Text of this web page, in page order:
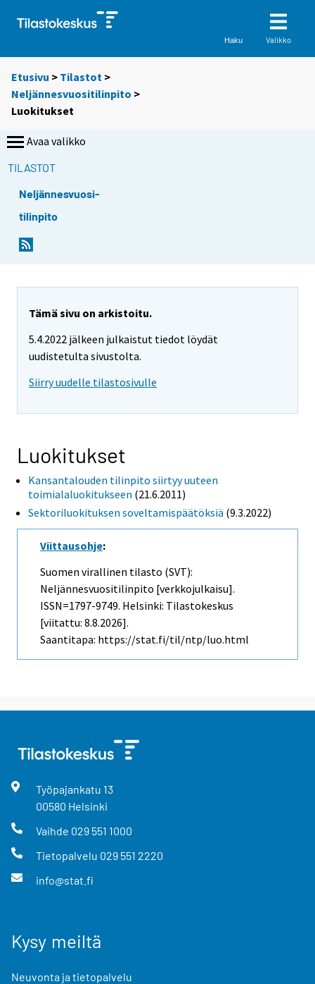
Haku Valikko
Etusivu > Tilastot >
Neljännesvuositilinpito >
Luokitukset
Avaa valikko
TILASTOT
Neljännesvuosi-
tilinpito
Tämä sivu on arkistoitu.
5.4.2022 jälkeen julkaistut tiedot löydät
uudistetulta sivustolta.
Siirry uudelle tilastosivulle
Luokitukset
Kansantalouden tilinpito siirtyy uuteen
toimialaluokitukseen (21.6.2011)
Sektoriluokituksen soveltamispäätöksiä (9.3.2022)
Viittausohje:
Suomen virallinen tilasto (SVT):
Neljännesvuositilinpito [verkkojulkaisu].
ISSN=1797-9749. Helsinki: Tilastokeskus
[viitattu: 8.8.2026].
Saantitapa: https://stat.fi/til/ntp/luo.html
Työpajankatu 13
00580 Helsinki
Vaihde 029 551 1000
Tietopalvelu 029 551 2220
info@stat.fi
Kysy meiltä
Neuvonta ja tietopalvelu